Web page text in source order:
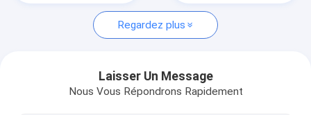
Sécurité Maison intelligente
Commutateur intelligent de Tuya
Regardez plus
Laisser Un Message
Nous Vous Répondrons Rapidement